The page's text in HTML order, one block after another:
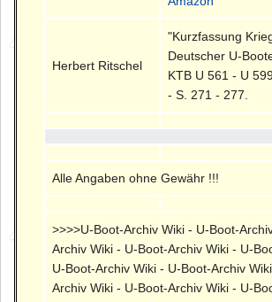
Herbert Ritschel
"Kurzfassung
Deutscher U-
KTB U 561 - U
- S. 271 - 277.
Alle Angaben ohne Gewähr !!!
>>>>U-Boot-Archiv Wiki - U-Boot-
Archiv Wiki - U-Boot-Archiv Wiki - U-
U-Boot-Archiv Wiki - U-Boot-Archiv
Archiv Wiki - U-Boot-Archiv Wiki - U-